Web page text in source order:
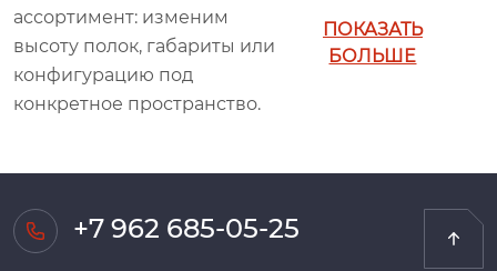
ассортимент: изменим
высоту полок, габариты или
конфигурацию под
конкретное пространство.
ПОКАЗАТЬ
БОЛЬШЕ
+7 962 685-05-25